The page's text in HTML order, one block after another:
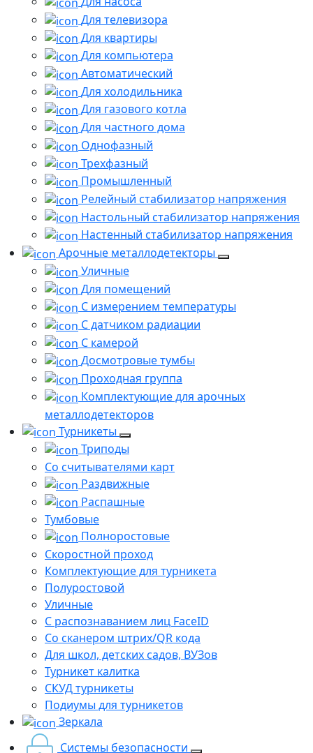
Для телевизора
Для квартиры
Для компьютера
Автоматический
Для холодильника
Для газового котла
Для частного дома
Однофазный
Трехфазный
Промышленный
Релейный стабилизатор напряжения
Настольный стабилизатор напряжения
Настенный стабилизатор напряжения
Арочные металлодетекторы
Уличные
Для помещений
С измерением температуры
С датчиком радиации
С камерой
Досмотровые тумбы
Проходная группа
Комплектующие для арочных
металлодетекторов
Турникеты
Триподы
Со считывателями карт
Раздвижные
Распашные
Тумбовые
Полноростовые
Скоростной проход
Комплектующие для турникета
Полуростовой
Уличные
С распознаванием лиц FaceID
Со сканером штрих/QR кода
Для школ, детских садов, ВУЗов
Турникет калитка
СКУД турникеты
Подиумы для турникетов
Зеркала
Системы безопасности